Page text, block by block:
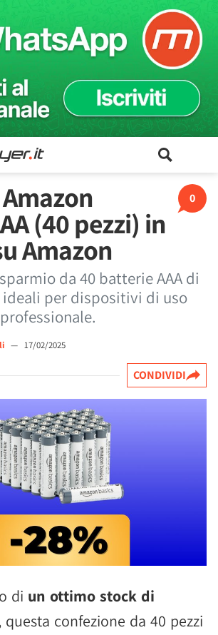
0
(40 pezzi) in
Amazon
da 40 batterie AAA di
ideali per dispositivi di uso
— 17/02/2025
CONDIVIDI
di un ottimo stock di
questa confezione da 40 pezzi